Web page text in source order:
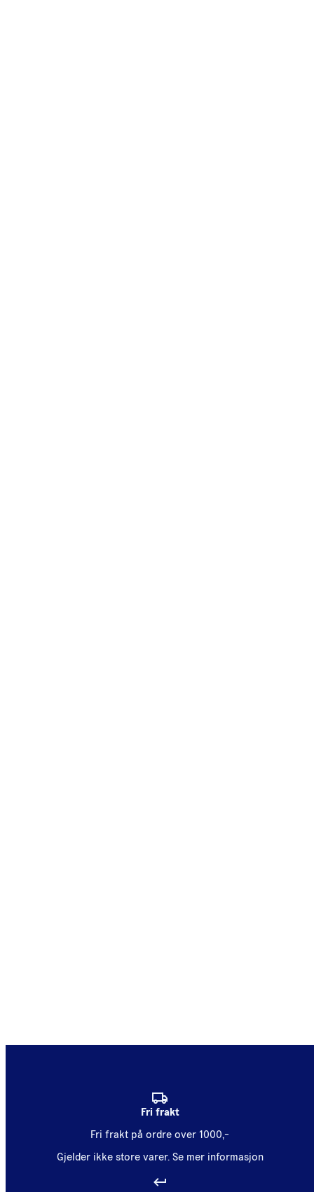
Fri frakt
Fri frakt på ordre over 1000,-
Gjelder ikke store varer. Se mer informasjon